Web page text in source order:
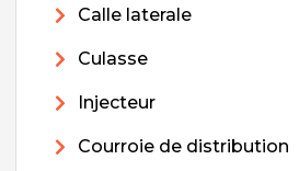
Calle laterale
Culasse
Injecteur
Courroie de distribution